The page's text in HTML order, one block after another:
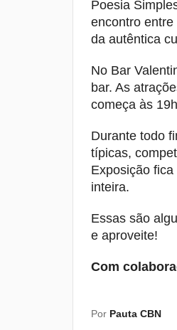
Poesia
encontro
da autêntica
No Bar
bar. As
começa às
Durante todo
típicas,
Exposição
inteira.
Essas são
e aproveite!
Com
Por Pauta CBN